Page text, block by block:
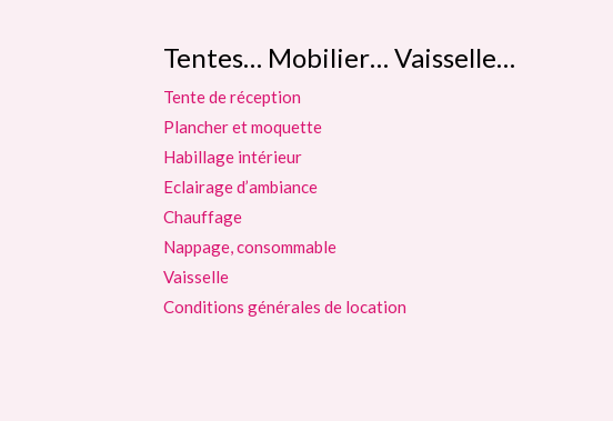
Tentes… Mobilier… Vaisselle…
Tente de réception
Plancher et moquette
Habillage intérieur
Eclairage d’ambiance
Chauffage
Nappage, consommable
Vaisselle
Conditions générales de location